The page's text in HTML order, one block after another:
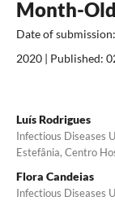
Month-
Date of
2020 | Published:
Luís Rodrigues
Infectious Diseases
Estefânia, Centro
Flora Candeias
Infectious Diseases